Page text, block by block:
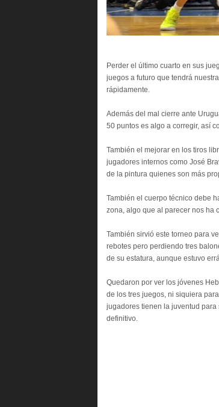
Perder el último cuarto en sus
juegos a futuro que tendrá
rápidamente.
Además del mal cierre ante
50 puntos es algo a corregir, así
También el mejorar en los tiros
jugadores internos como José
de la pintura quienes son más
También el cuerpo técnico debe
zona, algo que al parecer nos ha
También sirvió este torneo para
rebotes pero perdiendo tres
de su estatura, aunque estuvo
Quedaron por ver los jóvenes
de los tres juegos, ni siquiera
jugadores tienen la juventud
definitivo.